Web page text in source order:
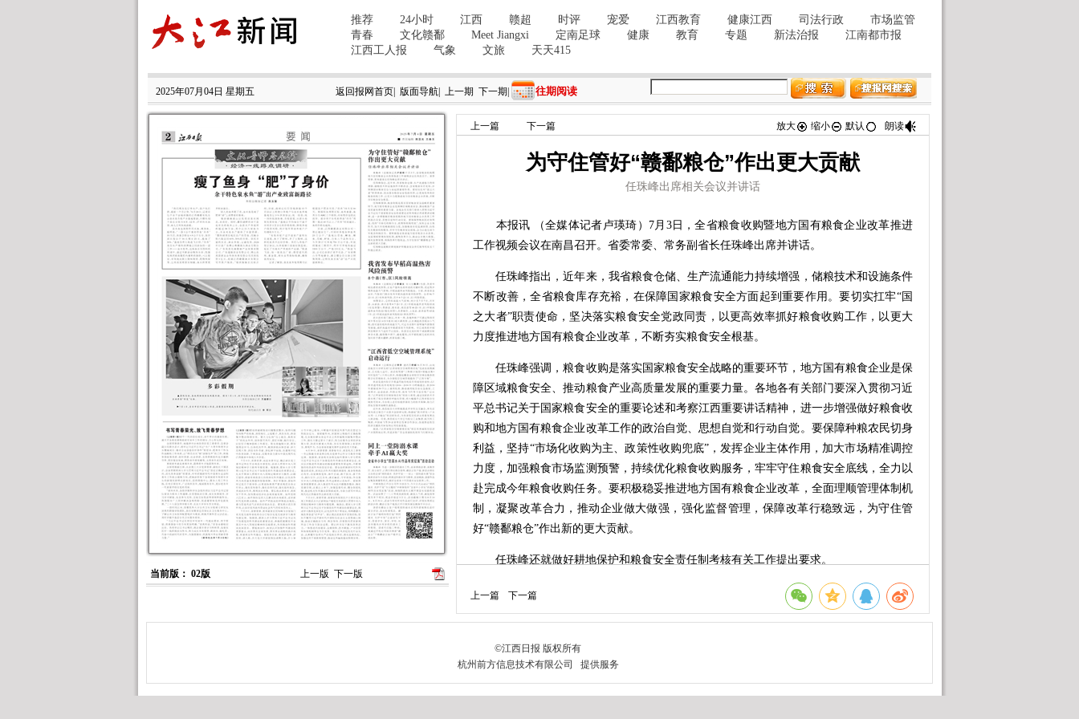
2025年07月04日 星期五 返回报网首页 版面导航 上一期 下一期 往期阅读
当前版： 02版 上一版 下一版
上一篇 下一篇 放大 缩小 默认 朗读
为守住管好“赣鄱粮仓”作出更大贡献
任珠峰出席相关会议并讲话
本报讯 （全媒体记者卢瑛琦）7月3日，全省粮食收购暨地方国有粮食企业改革推进
工作视频会议在南昌召开。省委常委、常务副省长任珠峰出席并讲话。
任珠峰指出，近年来，我省粮食仓储、生产流通能力持续增强，储粮技术和设施条件
不断改善，全省粮食库存充裕，在保障国家粮食安全方面起到重要作用。要切实扛牢“国
之大者”职责使命，坚决落实粮食安全党政同责，以更高效率抓好粮食收购工作，以更大
力度推进地方国有粮食企业改革，不断夯实粮食安全根基。
任珠峰强调，粮食收购是落实国家粮食安全战略的重要环节，地方国有粮食企业是保
障区域粮食安全、推动粮食产业高质量发展的重要力量。各地各有关部门要深入贯彻习近
平总书记关于国家粮食安全的重要论述和考察江西重要讲话精神，进一步增强做好粮食收
购和地方国有粮食企业改革工作的政治自觉、思想自觉和行动自觉。要保障种粮农民切身
利益，坚持“市场化收购为主、政策性收购兜底”，发挥企业主体作用，加大市场精准调控
力度，加强粮食市场监测预警，持续优化粮食收购服务，牢牢守住粮食安全底线，全力以
赴完成今年粮食收购任务。要积极稳妥推进地方国有粮食企业改革，全面理顺管理体制机
制，凝聚改革合力，推动企业做大做强，强化监督管理，保障改革行稳致远，为守住管
好“赣鄱粮仓”作出新的更大贡献。
任珠峰还就做好耕地保护和粮食安全责任制考核有关工作提出要求。
上一篇 下一篇